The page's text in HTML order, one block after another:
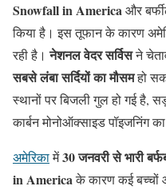
Snowfall in Americaऔर
किया है। इस तूफान के कारण
रही है।नेशनल वेदर सर्विसने
सबसे लंबा सर्दियों का मौसमहो
स्थानों पर बिजली गुल हो गई है,
कार्बन मोनोऑक्साइड पॉइजनिंग
अमेरिकामें30 जनवरी से भारी
in Americaके कारण कई बच्चों